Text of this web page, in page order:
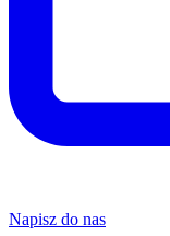
Napisz do nas